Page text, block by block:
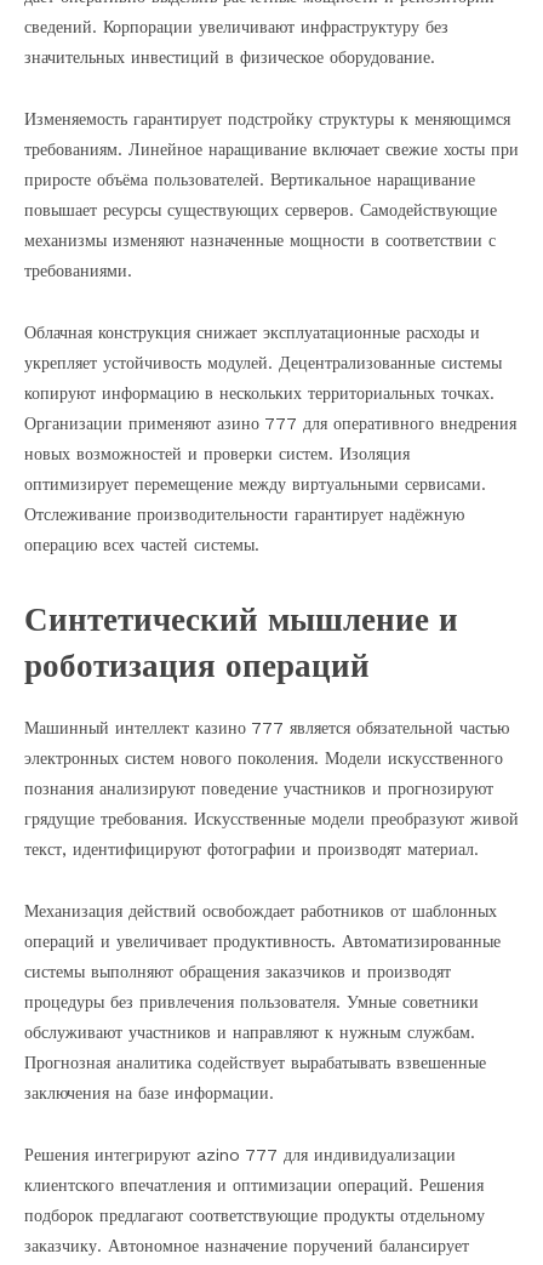
сведений. Корпорации увеличивают инфраструктуру без
значительных инвестиций в физическое оборудование.
Изменяемость гарантирует подстройку структуры к меняющимся
требованиям. Линейное наращивание включает свежие хосты при
приросте объёма пользователей. Вертикальное наращивание
повышает ресурсы существующих серверов. Самодействующие
механизмы изменяют назначенные мощности в соответствии с
требованиями.
Облачная конструкция снижает эксплуатационные расходы и
укрепляет устойчивость модулей. Децентрализованные системы
копируют информацию в нескольких территориальных точках.
Организации применяют азино 777 для оперативного внедрения
новых возможностей и проверки систем. Изоляция
оптимизирует перемещение между виртуальными сервисами.
Отслеживание производительности гарантирует надёжную
операцию всех частей системы.
Синтетический мышление и
роботизация операций
Машинный интеллект казино 777 является обязательной частью
электронных систем нового поколения. Модели искусственного
познания анализируют поведение участников и прогнозируют
грядущие требования. Искусственные модели преобразуют живой
текст, идентифицируют фотографии и производят материал.
Механизация действий освобождает работников от шаблонных
операций и увеличивает продуктивность. Автоматизированные
системы выполняют обращения заказчиков и производят
процедуры без привлечения пользователя. Умные советники
обслуживают участников и направляют к нужным службам.
Прогнозная аналитика содействует вырабатывать взвешенные
заключения на базе информации.
Решения интегрируют azino 777 для индивидуализации
клиентского впечатления и оптимизации операций. Решения
подборок предлагают соответствующие продукты отдельному
заказчику. Автономное назначение поручений балансирует